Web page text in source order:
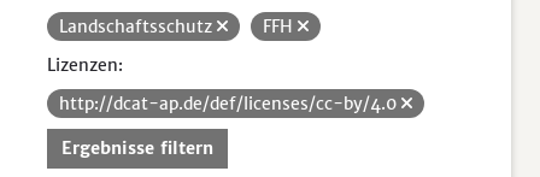
Landschaftsschutz
FFH
Lizenzen:
http://dcat-ap.de/def/licenses/cc-by/4.0
Ergebnisse filtern